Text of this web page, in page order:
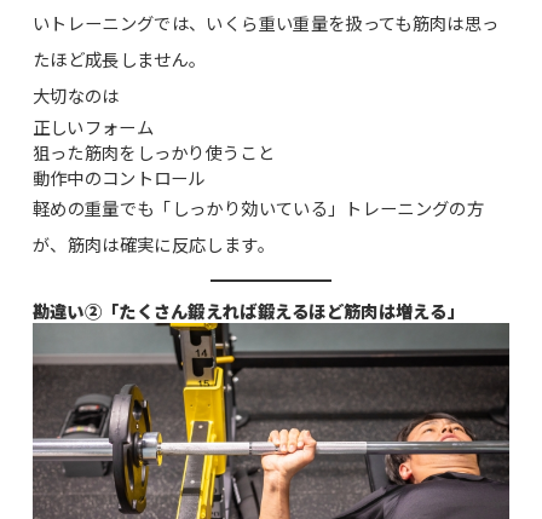
いトレーニングでは、いくら重い重量を扱っても筋肉は思っ
たほど成長しません。
大切なのは
正しいフォーム
狙った筋肉をしっかり使うこと
動作中のコントロール
軽めの重量でも「しっかり効いている」トレーニングの方
が、筋肉は確実に反応します。
勘違い②「たくさん鍛えれば鍛えるほど筋肉は増える」